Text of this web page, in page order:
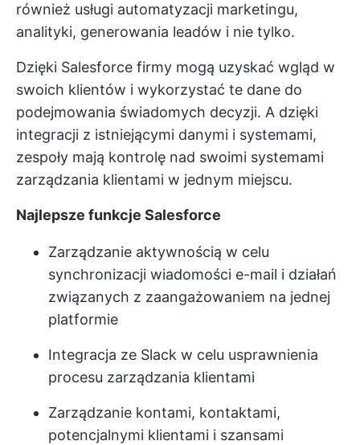
również usługi automatyzacji marketingu,
analityki, generowania leadów i nie tylko.
Dzięki Salesforce firmy mogą uzyskać wgląd w
swoich klientów i wykorzystać te dane do
podejmowania świadomych decyzji. A dzięki
integracji z istniejącymi danymi i systemami,
zespoły mają kontrolę nad swoimi systemami
zarządzania klientami w jednym miejscu.
Najlepsze funkcje Salesforce
Zarządzanie aktywnością w celu
synchronizacji wiadomości e-mail i działań
związanych z zaangażowaniem na jednej
platformie
Integracja ze Slack w celu usprawnienia
procesu zarządzania klientami
Zarządzanie kontami, kontaktami,
potencjalnymi klientami i szansami